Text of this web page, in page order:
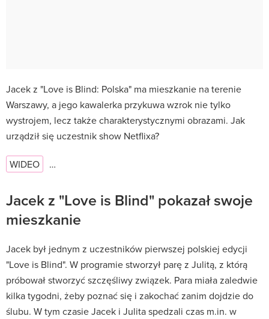
Jacek z "Love is Blind: Polska" ma mieszkanie na terenie
Warszawy, a jego kawalerka przykuwa wzrok nie tylko
wystrojem, lecz także charakterystycznymi obrazami. Jak
urządził się uczestnik show Netflixa?
WIDEO …
Jacek z "Love is Blind" pokazał swoje
mieszkanie
Jacek był jednym z uczestników pierwszej polskiej edycji
"Love is Blind". W programie stworzył parę z Julitą, z którą
próbował stworzyć szczęśliwy związek. Para miała zaledwie
kilka tygodni, żeby poznać się i zakochać zanim dojdzie do
ślubu. W tym czasie Jacek i Julita spedzali czas m.in. w